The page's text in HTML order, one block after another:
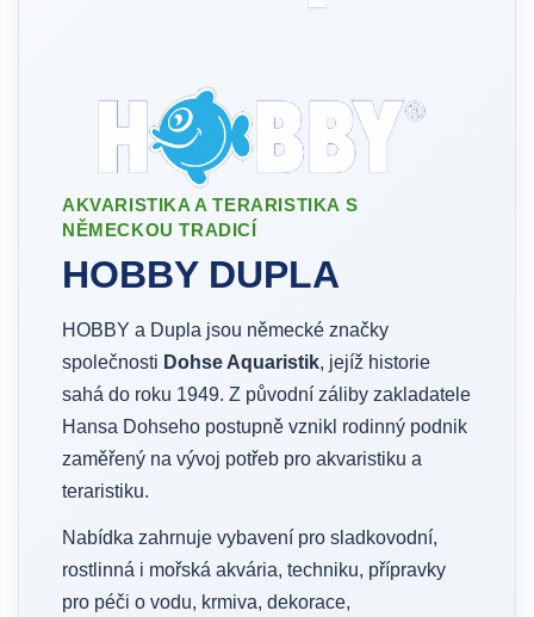
AKVARISTIKA A TERARISTIKA S
NĚMECKOU TRADICÍ
HOBBY DUPLA
HOBBY a Dupla jsou německé značky
společnosti Dohse Aquaristik, jejíž historie
sahá do roku 1949. Z původní záliby zakladatele
Hansa Dohseho postupně vznikl rodinný podnik
zaměřený na vývoj potřeb pro akvaristiku a
teraristiku.
Nabídka zahrnuje vybavení pro sladkovodní,
rostlinná i mořská akvária, techniku, přípravky
pro péči o vodu, krmiva, dekorace,